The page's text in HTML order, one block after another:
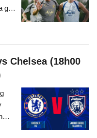
giải
Chelsea (18h00